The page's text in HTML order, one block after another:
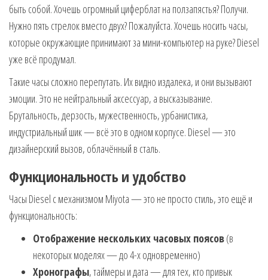
быть собой. Хочешь огромный циферблат на ползапястья? Получи.
Нужно пять стрелок вместо двух? Пожалуйста. Хочешь носить часы,
которые окружающие принимают за мини-компьютер на руке? Diesel
уже всё продумал.
Такие часы сложно перепутать. Их видно издалека, и они вызывают
эмоции. Это не нейтральный аксессуар, а высказывание.
Брутальность, дерзость, мужественность, урбанистика,
индустриальный шик — всё это в одном корпусе. Diesel — это
дизайнерский вызов, облачённый в сталь.
Функциональность и удобство
Часы Diesel с механизмом Miyota — это не просто стиль, это ещё и
функциональность:
Отображение нескольких часовых поясов(в
некоторых моделях — до 4-х одновременно)
Хронографы, таймеры и дата — для тех, кто привык